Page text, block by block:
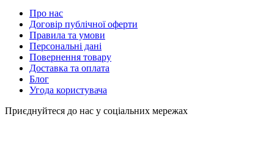
Про нас
Договір публічної оферти
Правила та умови
Персональні дані
Повернення товару
Доставка та оплата
Блог
Угода користувача
Приєднуйтеся до нас у соціальних мережах